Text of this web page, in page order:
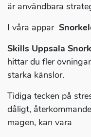
är användbara
I våra appar
Skills Uppsala
hittar du fler
starka känslor.
Tidiga tecken på
dåligt,
magen, kan vara